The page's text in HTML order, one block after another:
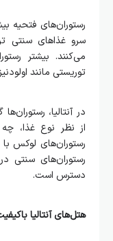
رستوران‌های فتحیه
سرو غذاهای سنتی
می‌کنند. بیشتر
توریستی مانند
در آنتالیا،
از نظر نوع غذا،
رستوران‌های لوکس با
رستوران‌های سنتی
دسترس است.
هتل‌های آنتالیا